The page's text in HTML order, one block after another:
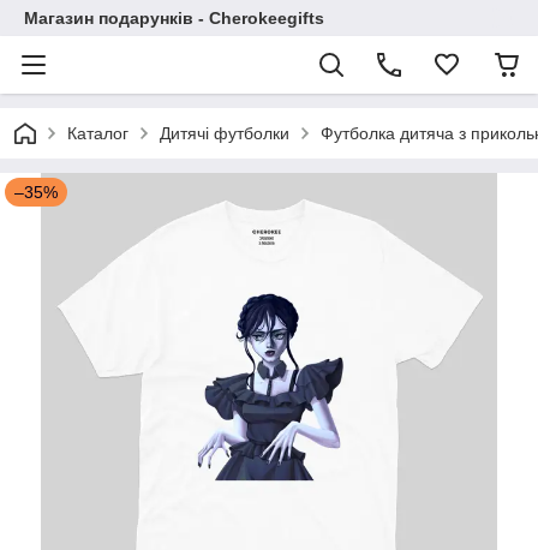
Магазин подарунків - Cherokeegifts
Каталог Дитячі футболки Футболка дитяча з
–35%